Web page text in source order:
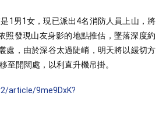
1男1女，現已派出4名消防人員上山，將
照發現山友身影的地點推估，墜落深度約
處，由於深谷太過陡峭，明天將以緩切方
至開闊處，以利直升機吊掛。
article/9me9DxK?